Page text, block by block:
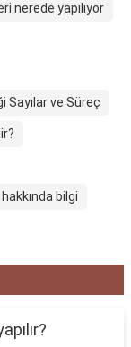
nerede yapılıyor
Sayılar ve Süreç
bilgi